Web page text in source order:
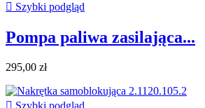
 Szybki podgląd
Pompa paliwa zasilająca...
295,00 zł
 Szybki podgląd